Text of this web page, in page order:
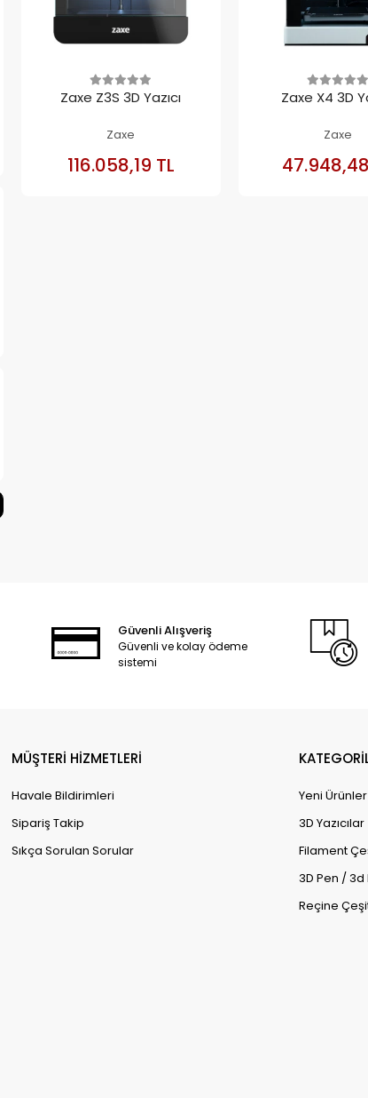
Zaxe Z3S 3D Yazıcı
Zaxe
116.058,19 TL
SEPETE
EKLE
Zaxe X4 3D
Zaxe
Güvenli Alışveriş
Güvenli ve kolay ödeme
sistemi
MÜŞTERİ HİZMETLERİ
Havale Bildirimleri
Sipariş Takip
Sıkça Sorulan Sorular
Yeni Ürünler
3D Yazıcılar
Filament
3D Pen /
Reçine